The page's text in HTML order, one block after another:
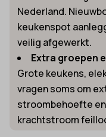
Nederland.
keukenspot
veilig afgewerkt.
Extra groepen
Grote keukens,
vragen soms om
stroombehoefte
krachtstroom